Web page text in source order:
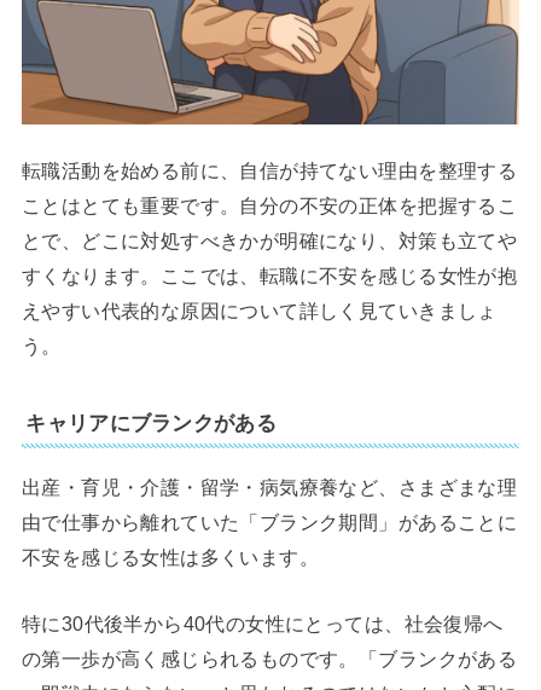
転職活動を始める前に、自信が持てない理由を整理する
ことはとても重要です。自分の不安の正体を把握するこ
とで、どこに対処すべきかが明確になり、対策も立てや
すくなります。ここでは、転職に不安を感じる女性が抱
えやすい代表的な原因について詳しく見ていきましょ
う。
キャリアにブランクがある
出産・育児・介護・留学・病気療養など、さまざまな理
由で仕事から離れていた「ブランク期間」があることに
不安を感じる女性は多くいます。
特に30代後半から40代の女性にとっては、社会復帰へ
の第一歩が高く感じられるものです。「ブランクがある